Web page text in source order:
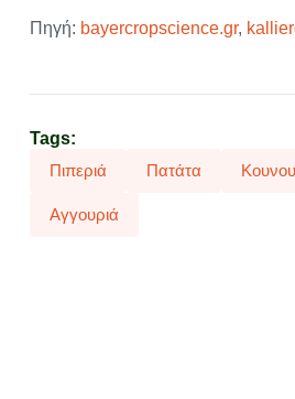
Πηγή: bayercropscience.gr,
Tags:
Πιπεριά
Πατάτα
Αγγουριά